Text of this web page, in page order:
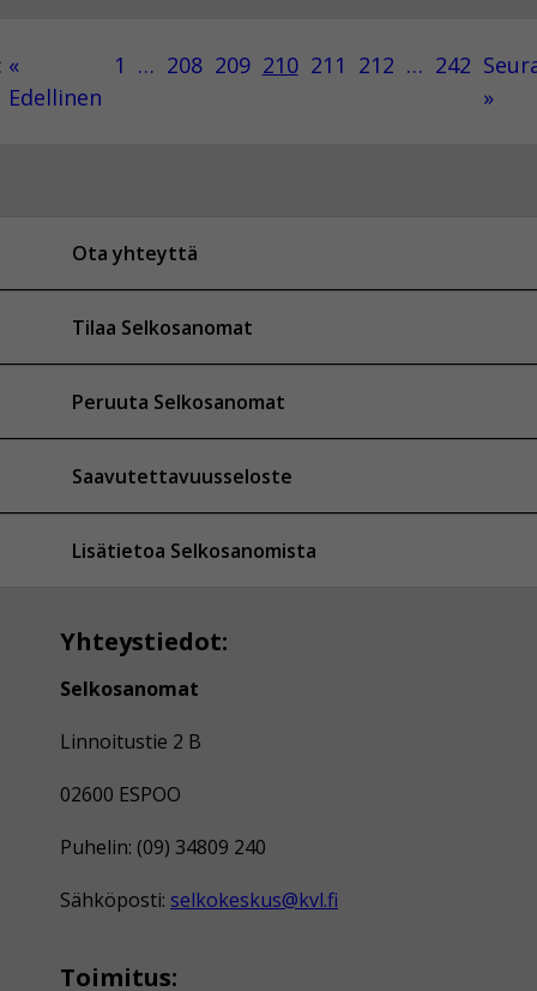
«
Edellinen
1 … 208 209 210 211 212 … 242
»
Ota yhteyttä
Tilaa Selkosanomat
Peruuta Selkosanomat
Saavutettavuusseloste
Lisätietoa Selkosanomista
Yhteystiedot:
Selkosanomat
Linnoitustie 2 B
02600 ESPOO
Puhelin: (09) 34809 240
Sähköposti: selkokeskus@kvl.fi
Toimitus: